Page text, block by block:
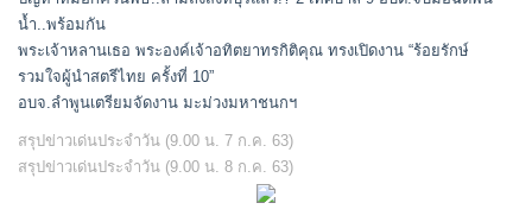
น้ำ..พร้อมกัน
พระเจ้าหลานเธอ พระองค์เจ้าอทิตยาทรกิติคุณ ทรงเปิดงาน “ร้อยรักษ์
รวมใจผู้นำสตรีไทย ครั้งที่ 10”
อบจ.ลำพูนเตรียมจัดงาน มะม่วงมหาชนกฯ
สรุปข่าวเด่นประจำวัน (9.00 น. 7 ก.ค. 63)
สรุปข่าวเด่นประจำวัน (9.00 น. 8 ก.ค. 63)